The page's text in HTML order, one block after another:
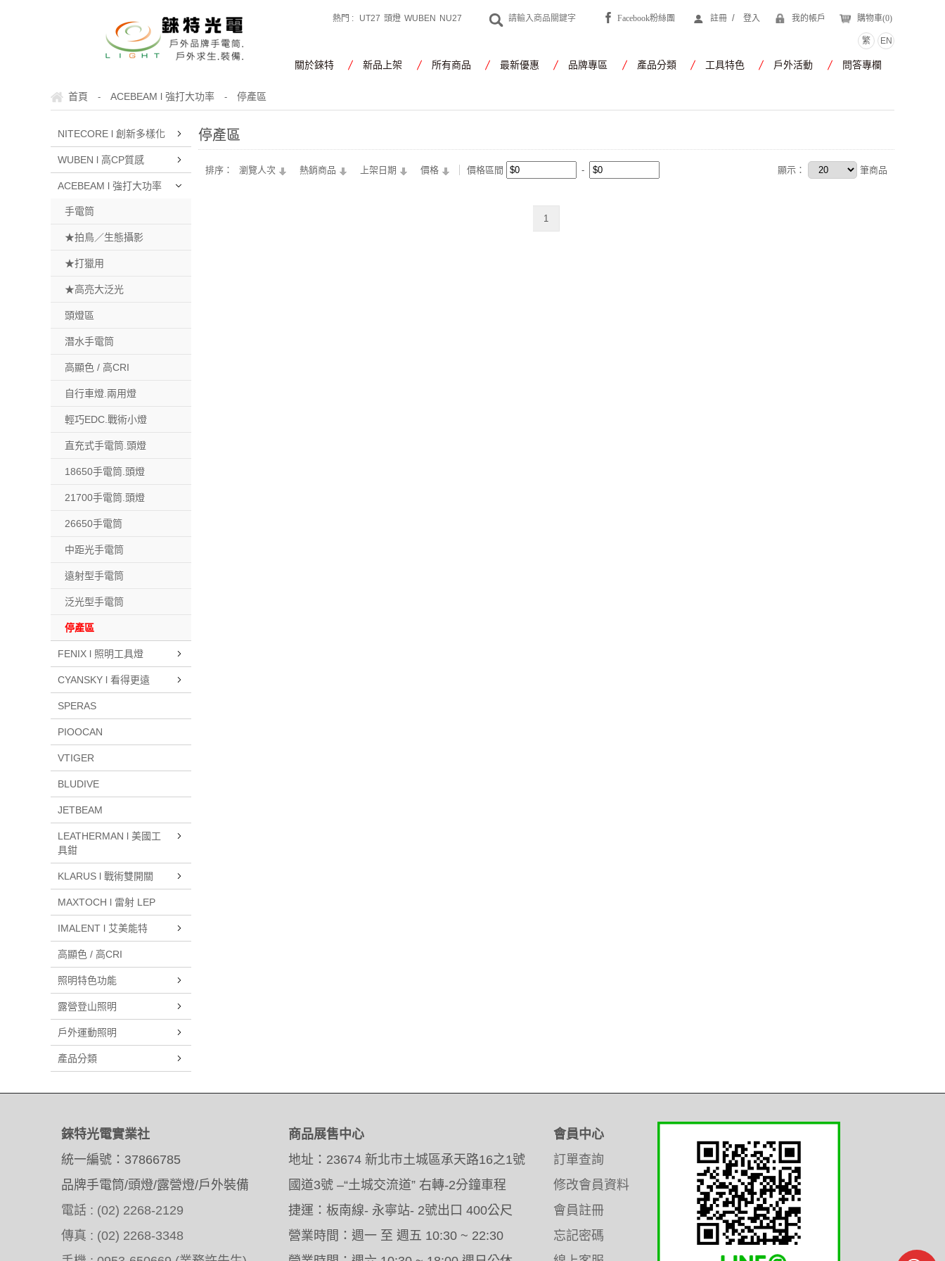
熱門 : UT27 頭燈 WUBEN NU27 Facebook粉絲團 註冊 / 登入 我的帳戶 購物車(0)
繁 EN
關於錸特 新品上架 所有商品 最新優惠 品牌專區 產品分類 工具特色 戶外活動 問答專欄
首頁 - ACEBEAM l 強打大功率 - 停產區
NITECORE l 創新多樣化
WUBEN l 高CP質感
ACEBEAM l 強打大功率
手電筒
★拍鳥／生態攝影
★打獵用
★高亮大泛光
頭燈區
潛水手電筒
高顯色 / 高CRI
自行車燈.兩用燈
輕巧EDC.戰術小燈
直充式手電筒.頭燈
18650手電筒.頭燈
21700手電筒.頭燈
26650手電筒
中距光手電筒
遠射型手電筒
泛光型手電筒
停產區
FENIX l 照明工具燈
CYANSKY l 看得更遠
SPERAS
PIOOCAN
VTIGER
BLUDIVE
JETBEAM
LEATHERMAN l 美國工
具鉗
KLARUS l 戰術雙開關
MAXTOCH l 雷射 LEP
IMALENT l 艾美能特
高顯色 / 高CRI
照明特色功能
露營登山照明
戶外運動照明
產品分類
停產區
排序： 瀏覽人次 熱銷商品 上架日期 價格 價格區間 顯示： 筆商品
1
錸特光電實業社
統一編號：37866785
品牌手電筒/頭燈/露營燈/戶外裝備
電話 : (02) 2268-2129
傳真 : (02) 2268-3348
商品展售中心
地址：23674 新北市土城區承天路16之1號
國道3號 –“土城交流道” 右轉-2分鐘車程
捷運：板南線- 永寧站- 2號出口 400公尺
營業時間：週一 至 週五 10:30 ~ 22:30
會員中心
訂單查詢
修改會員資料
會員註冊
忘記密碼